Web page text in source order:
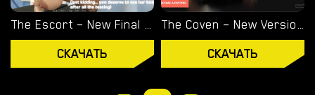
The Escort – New Final Version 1.01 SE (Full Game) [DrFronkonstinMD]
СКАЧАТЬ
The Coven – New Version 0.8 [Former Flame]
СКАЧАТЬ